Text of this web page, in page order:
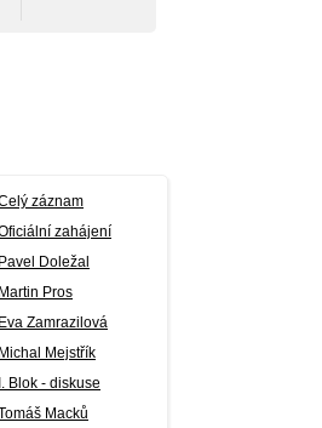
záznam
zahájení
Pavel Doležal
Martin Pros
Eva Zamrazilová
Michal Mejstřík
I. Blok - diskuse
Macků